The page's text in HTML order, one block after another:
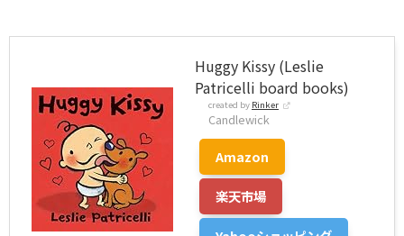
Huggy Kissy (Leslie
Patricelli board books)
created by Rinker
Candlewick
Amazon
楽天市場